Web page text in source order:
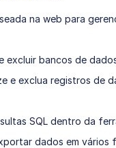
na web para
excluir bancos de
e exclua registros de
SQL dentro da
dados em vários